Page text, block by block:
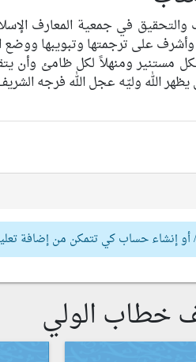
والتحقيق في جمعية المعارف
وأشرف على ترجمتها وتبويبها ووضع
مستنير ومنهلاً لكل ظامئ وأن
يظهر الله وليّه عجل الله فرجه
إنشاء حساب كي تتمكن من إضافة
خطاب الولي